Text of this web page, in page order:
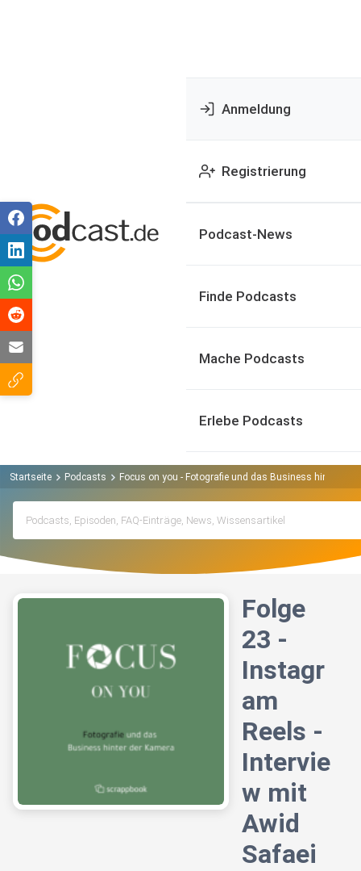
Anmeldung
Registrierung
Podcast-News
Finde Podcasts
Mache Podcasts
Erlebe Podcasts
Startseite Podcasts Focus on you - Fotografie und das Business hinter der
Folge
23 -
Instagr
am
Reels -
Intervie
w mit
Awid
Safaei